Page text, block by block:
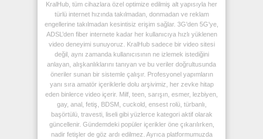
KralHub, tüm cihazlara özel optimize edilmiş alt yapısıyla her
türlü internet hızında takılmadan, donmadan ve reklam
engellerine takılmadan kesintisiz erişim sağlar. 3G'den 5G'ye,
ADSL’den fiber internete kadar her kullanıcıya hızlı yüklenen
video deneyimi sunuyoruz. KralHub sadece bir video sitesi
değil, aynı zamanda kullanıcısının ne izlemek istediğini
anlayan, alışkanlıklarını tanıyan ve bu veriler doğrultusunda
öneriler sunan bir sistemle çalışır. Profesyonel yapımların
yanı sıra amatör içeriklerle dolu arşivimiz, her zevke hitap
eden binlerce video içerir. Milf, teen, sarışın, esmer, lezbiyen,
gay, anal, fetiş, BDSM, cuckold, ensest rolü, türbanlı,
başörtülü, travesti, liseli gibi yüzlerce kategori aktif olarak
güncellenir. Gündemdeki popüler içerikler öne çıkarılırken,
nadir fetişler de göz ardı edilmez. Ayrıca platformumuzda